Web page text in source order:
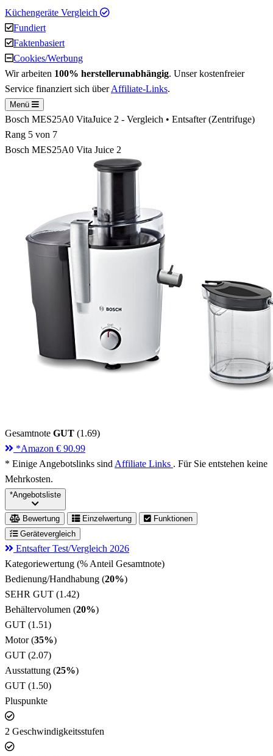
Küchengeräte Vergleich
Fundiert
Faktenbasiert
Cookies/Werbung
Wir arbeiten 100% herstellerunabhängig. Unser kostenfreier
Service finanziert sich überAffiliate-Links.
Menü
Bosch MES25A0 VitaJuice 2 - Vergleich • Entsafter (Zentrifuge)
Rang 5 von 7
Bosch MES25A0 Vita Juice 2
Gesamtnote GUT (1.69)
*Amazon € 90.99
* Einige Angebotslinks sind Affiliate Links . Für Sie entstehen keine
Mehrkosten.
*Angebotsliste
Bewertung Einzelwertung
Funktionen
Gerätevergleich
Entsafter Test/Vergleich 2026
Kategoriewertung (% Anteil Gesamtnote)
Bedienung/Handhabung (20%)
SEHR GUT (1.42)
Behältervolumen (20%)
GUT (1.51)
Motor (35%)
GUT (2.07)
Ausstattung (25%)
GUT (1.50)
Pluspunkte
2 Geschwindigkeitsstufen